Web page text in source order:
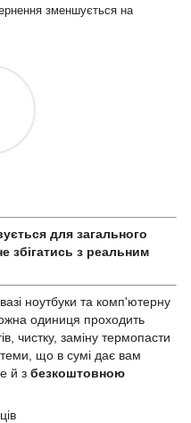
зменшується на
для загального
збігатись з реальним
ноутбуки та комп'ютерну
одиниця проходить
чистку, заміну термопасти
що в сумі дає вам
й з безкоштовною